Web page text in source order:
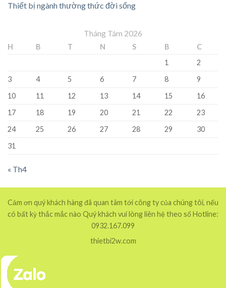
Thiết bị ngành thường thức đời sống
Tháng Tám 2026
H B T N S B
C
1
2
3
4 5 6 7 8
9
10
11 12 13 14 15
16
17
18 19 20 21 22
23
24
25 26 27 28 29
30
31
« Th4
Cảm ơn quý khách hàng đã quan tâm tới công ty của chúng tôi, nếu
có bất kỳ thắc mắc nào Quý khách vui lòng liên hệ theo số Hotline:
0932.167.099
thietbi2w.com